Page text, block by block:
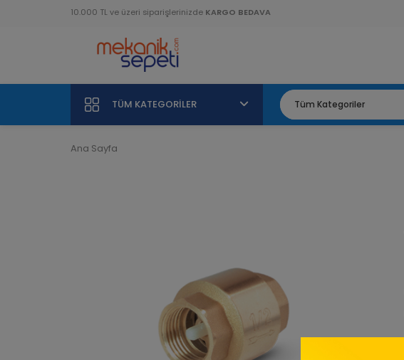
10.000 TL ve üzeri siparişlerinizde KARGO BEDAVA
TÜM KATEGORILER
Ana Sayfa